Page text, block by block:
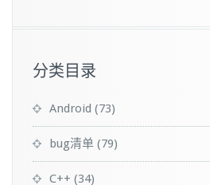
分类目录
Android (73)
bug清单 (79)
C++ (34)